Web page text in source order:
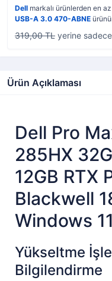
Dell markalı ürünlerden en az
USB-A 3.0 470-ABNE
319,00 TL yerine sadece
Ürün Açıklaması
Dell Pro
285HX
12GB RTX
Blackwell
Windows
Yükseltme
Bilgilendirme